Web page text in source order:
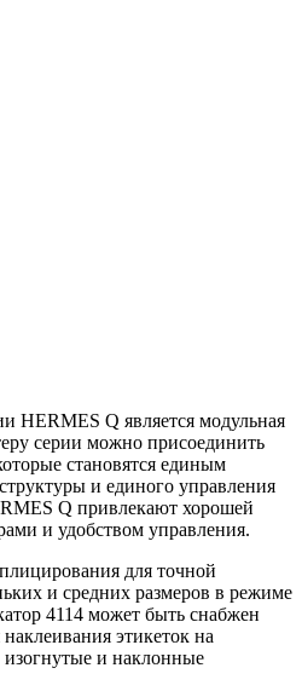
HERMES Q является модульная
серии можно присоединить
становятся единым
и единого управления
Q привлекают хорошей
и удобством управления.
для точной
и средних размеров в режиме
4114 может быть снабжен
этикеток на
и наклонные